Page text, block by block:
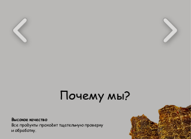
Почему мы?
​Высокое качество
Все продукты проходят тщательную проверку
и обработку.